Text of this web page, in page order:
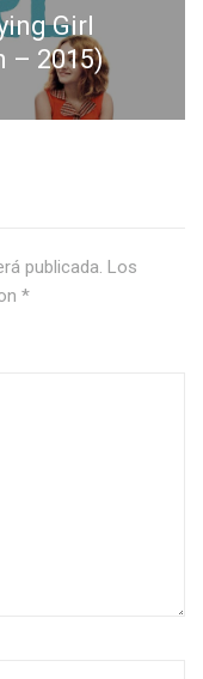
Girl
– 2015)
publicada. Los
*